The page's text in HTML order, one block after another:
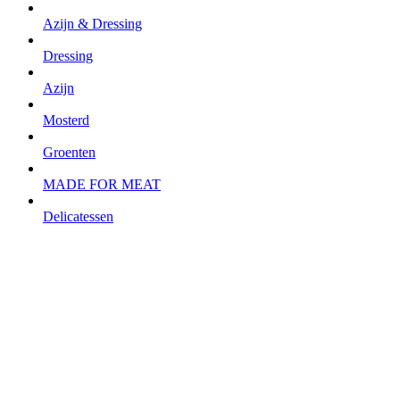
Azijn & Dressing
Dressing
Azijn
Mosterd
Groenten
MADE FOR MEAT
Delicatessen